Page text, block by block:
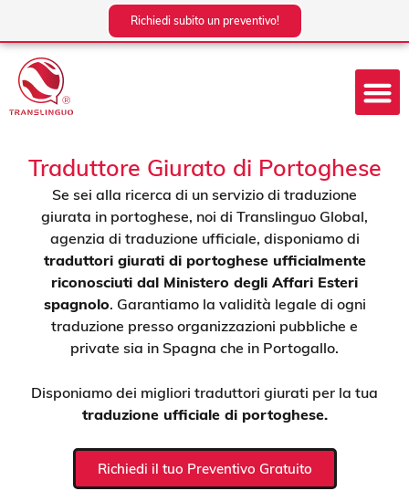
contenuto
Richiedi subito un preventivo!
Traduttore Giurato di Portoghese
Se sei alla ricerca di un servizio di traduzione
giurata in portoghese, noi di Translinguo Global,
agenzia di traduzione ufficiale, disponiamo di
traduttori giurati di portoghese ufficialmente
riconosciuti dal Ministero degli Affari Esteri
spagnolo. Garantiamo la validità legale di ogni
traduzione presso organizzazioni pubbliche e
private sia in Spagna che in Portogallo.
Disponiamo dei migliori traduttori giurati per la tua
traduzione ufficiale di portoghese.
Richiedi il tuo Preventivo Gratuito